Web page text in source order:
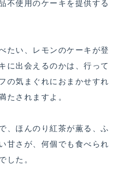
不使用のケーキを提供する
たい、レモンのケーキが登
に出会えるのかは、行って
の気まぐれにおまかせすれ
たされますよ。
、ほんのり紅茶が薫る、ふ
甘さが、何個でも食べられ
した。